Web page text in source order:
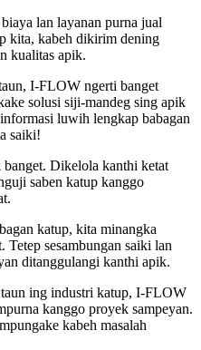
lan layanan purna jual
kita, kabeh dikirim dening
kualitas apik.
I-FLOW ngerti banget
solusi siji-mandeg sing apik
luwih lengkap babagan
saiki!
Dikelola kanthi ketat
saben katup kanggo
katup, kita minangka
sesambungan saiki lan
ditanggulangi kanthi apik.
ing industri katup, I-FLOW
kanggo proyek sampeyan.
kabeh masalah